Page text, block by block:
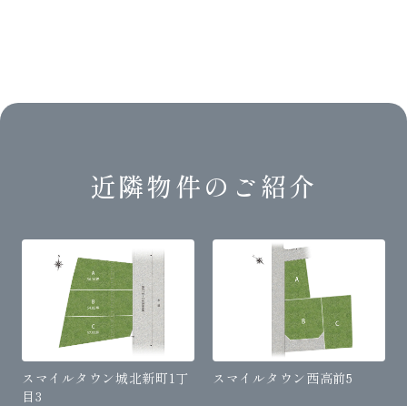
近隣物件のご紹介
スマイルタウン城北新町1丁
目3
スマイルタウン西高前5